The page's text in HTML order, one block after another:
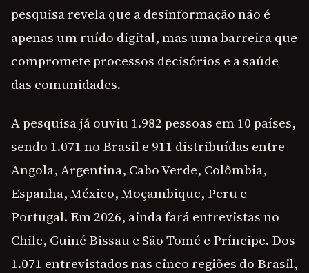
pesquisa revela que a desinformação não é
apenas um ruído digital, mas uma barreira que
compromete processos decisórios e a saúde
das comunidades.
A pesquisa já ouviu 1.982 pessoas em 10 países,
sendo 1.071 no Brasil e 911 distribuídas entre
Angola, Argentina, Cabo Verde, Colômbia,
Espanha, México, Moçambique, Peru e
Portugal. Em 2026, ainda fará entrevistas no
Chile, Guiné Bissau e São Tomé e Príncipe. Dos
1.071 entrevistados nas cinco regiões do Brasil,